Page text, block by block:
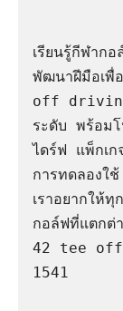
เรียนรู้กีฬาก
พัฒนาฝีมือเ
off driving
ระดับ พร้อม
ไดร์ฟ แพ็กเก
การทดลองใ
เราอยากให้
กอล์ฟที่แตกต่
42 tee off
1541